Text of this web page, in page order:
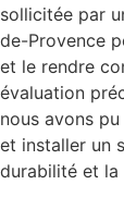
sollicitée par
de-Provence
et le rendre
évaluation
nous avons
et installer un
durabilité et la